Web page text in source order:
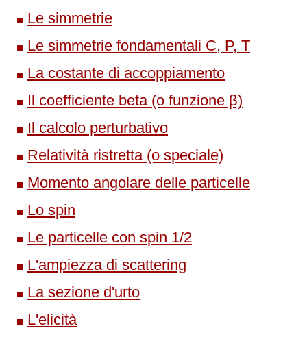
Le simmetrie
Le simmetrie fondamentali C, P, T
La costante di accoppiamento
Il coefficiente beta (o funzione β)
Il calcolo perturbativo
Relatività ristretta (o speciale)
Momento angolare delle particelle
Lo spin
Le particelle con spin 1/2
L'ampiezza di scattering
La sezione d'urto
L'elicità